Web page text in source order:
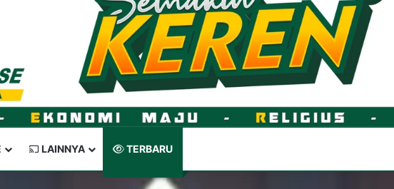
LAINNYA TERBARU